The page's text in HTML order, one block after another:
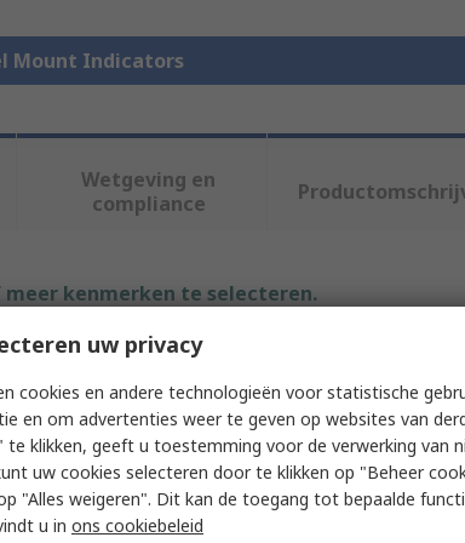
Mount Indicators
Wetgeving en
compliance
kenmerken te selecteren.
Bulgin
LED Indicator
LED Panel Indicator
uw privacy
cookies en andere technologieën voor statistische
en om advertenties weer te geven op websites van
te klikken, geeft u toestemming voor de verwerking van
uw cookies selecteren door te klikken op "Beheer
"Alles weigeren". Dit kan de toegang tot bepaalde
u in ons cookiebeleid